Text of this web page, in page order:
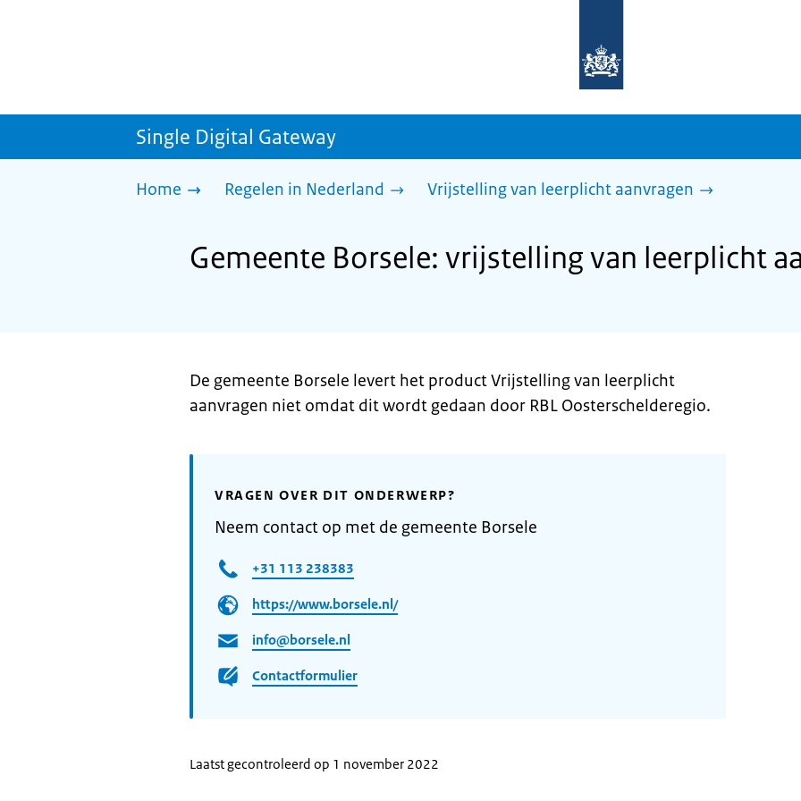
homepage
sdg.rijksoverheid.nl
Single Digital Gateway
Home Regelen in Nederland Vrijstelling van leerplicht aanvragen
Gemeente Borsele: vrijstelling van leerplicht
De gemeente Borsele levert het product Vrijstelling van leerplicht
aanvragen niet omdat dit wordt gedaan door RBL Oosterschelderegio.
VRAGEN OVER DIT ONDERWERP?
Neem contact op met de gemeente Borsele
+31 113 238383
https://www.borsele.nl/
info@borsele.nl
Contactformulier
Laatst gecontroleerd op 1 november 2022